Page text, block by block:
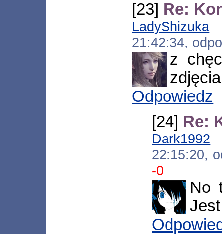
[23] Re:
LadyShizuka
21:42:34,
z
Odpowiedz
[24] Re:
Dark1992
22:15:20,
-0
No